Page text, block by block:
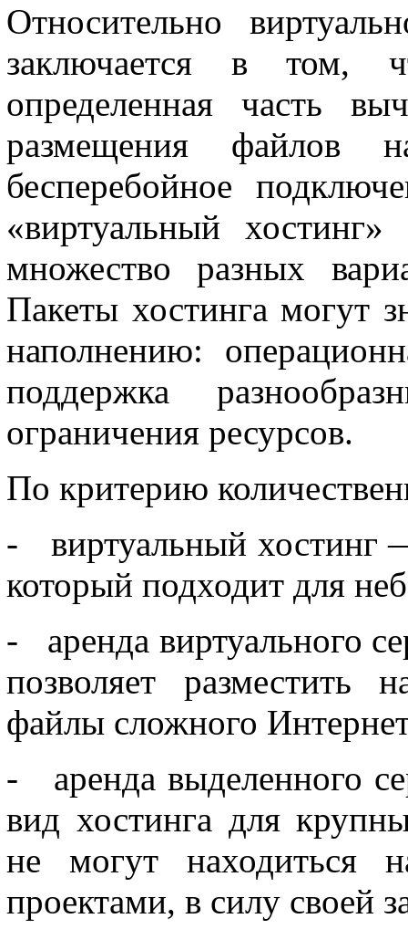
Относительно
заключается в том,
определенная часть
размещения файлов
бесперебойное
«виртуальный
множество разных
Пакеты хостинга могут
наполнению:
поддержка
ограничения ресурсов.
По критерию
- виртуальный хостинг
который подходит для
- аренда виртуального
позволяет разместить
файлы сложного
- аренда выделенного
вид хостинга для
не могут находиться
проектами, в силу своей